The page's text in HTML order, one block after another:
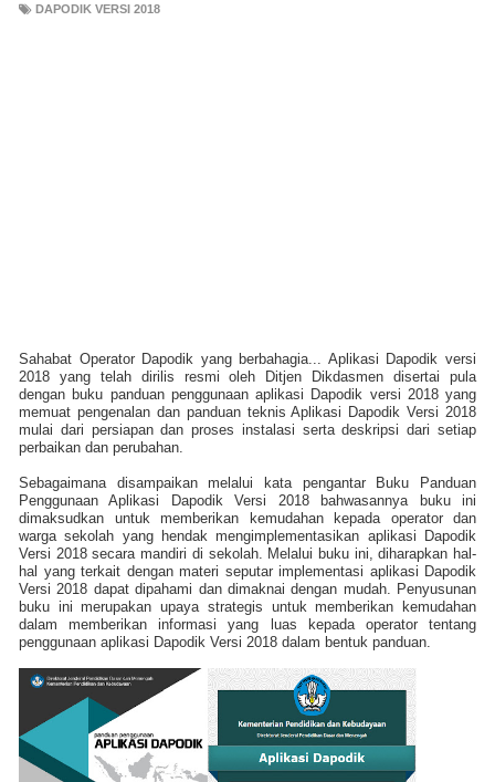
DAPODIK VERSI 2018
Sahabat Operator Dapodik yang berbahagia... Aplikasi Dapodik versi
2018 yang telah dirilis resmi oleh Ditjen Dikdasmen disertai pula
dengan buku panduan penggunaan aplikasi Dapodik versi 2018 yang
memuat pengenalan dan panduan teknis Aplikasi Dapodik Versi 2018
mulai dari persiapan dan proses instalasi serta deskripsi dari setiap
perbaikan dan perubahan.
Sebagaimana disampaikan melalui kata pengantar Buku Panduan
Penggunaan Aplikasi Dapodik Versi 2018 bahwasannya buku ini
dimaksudkan untuk memberikan kemudahan kepada operator dan
warga sekolah yang hendak mengimplementasikan aplikasi Dapodik
Versi 2018 secara mandiri di sekolah. Melalui buku ini, diharapkan hal-
hal yang terkait dengan materi seputar implementasi aplikasi Dapodik
Versi 2018 dapat dipahami dan dimaknai dengan mudah. Penyusunan
buku ini merupakan upaya strategis untuk memberikan kemudahan
dalam memberikan informasi yang luas kepada operator tentang
penggunaan aplikasi Dapodik Versi 2018 dalam bentuk panduan.